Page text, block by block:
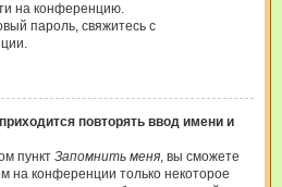
на конференцию.
пароль, свяжитесь с
повторять ввод имени и
пункт Запомнить меня, вы сможете
на конференции только некоторое